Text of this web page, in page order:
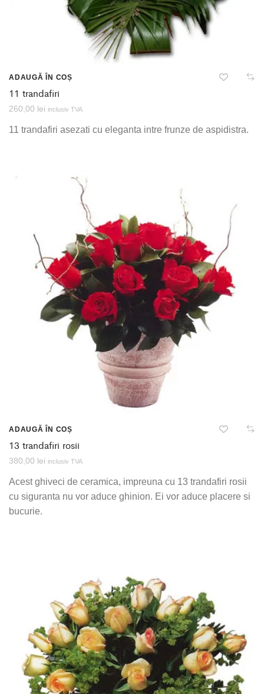
ADAUGĂ ÎN COȘ
11 trandafiri
260,00 lei inclusiv TVA
11 trandafiri asezati cu eleganta intre frunze de aspidistra.
ADAUGĂ ÎN COȘ
13 trandafiri rosii
380,00 lei inclusiv TVA
Acest ghiveci de ceramica, impreuna cu 13 trandafiri rosii
cu siguranta nu vor aduce ghinion. Ei vor aduce placere si
bucurie.